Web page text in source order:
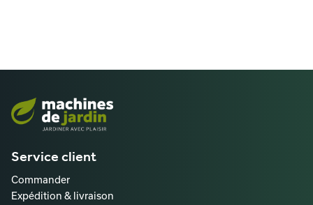
Service client
Commander
Expédition & livraison